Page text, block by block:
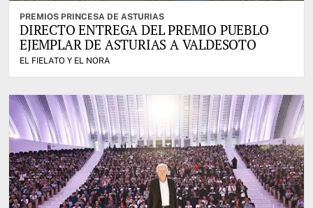
PREMIOS PRINCESA DE ASTURIAS
DIRECTO ENTREGA DEL PREMIO PUEBLO
EJEMPLAR DE ASTURIAS A VALDESOTO
EL FIELATO Y EL NORA